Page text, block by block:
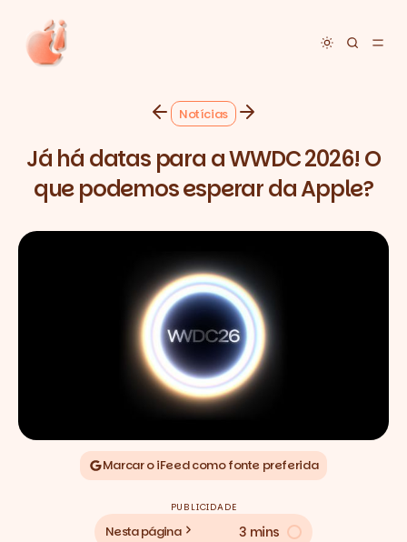
Toggle
Notícias
Já há datas para a WWDC 2026! O
que podemos esperar da Apple?
Marcar o iFeed como fonte preferida
PUBLICIDADE
Nesta página 3 mins